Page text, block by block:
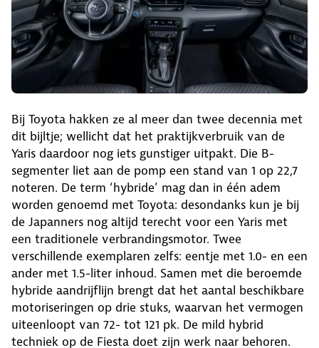
Bij Toyota hakken ze al meer dan twee decennia met
dit bijltje; wellicht dat het praktijkverbruik van de
Yaris daardoor nog iets gunstiger uitpakt. Die B-
segmenter liet aan de pomp een stand van 1 op 22,7
noteren. De term ‘hybride’ mag dan in één adem
worden genoemd met Toyota: desondanks kun je bij
de Japanners nog altijd terecht voor een Yaris met
een traditionele verbrandingsmotor. Twee
verschillende exemplaren zelfs: eentje met 1.0- en een
ander met 1.5-liter inhoud. Samen met die beroemde
hybride aandrijflijn brengt dat het aantal beschikbare
motoriseringen op drie stuks, waarvan het vermogen
uiteenloopt van 72- tot 121 pk. De mild hybrid
techniek op de Fiesta doet zijn werk naar behoren.